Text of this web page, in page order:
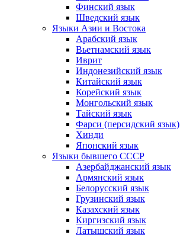
Финский язык
Шведский язык
Языки Азии и Востока
Арабский язык
Вьетнамский язык
Иврит
Индонезийский язык
Китайский язык
Корейский язык
Монгольский язык
Тайский язык
Фарси (персидский язык)
Хинди
Японский язык
Языки бывшего СССР
Азербайджанский язык
Армянский язык
Белорусский язык
Грузинский язык
Казахский язык
Киргизский язык
Латышский язык